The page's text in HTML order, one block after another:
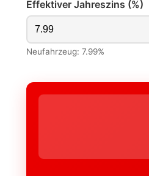
Effektiver Jahreszins (%)
Neufahrzeug: 7.99%